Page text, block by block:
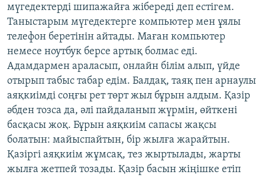
мүгедектерді шипажайға жібереді деп естігем.
Таныстарым мүгедектерге компьютер мен ұялы
телефон беретінін айтады. Маған компьютер
немесе ноутбук берсе артық болмас еді.
Адамдармен араласып, онлайн білім алып, үйде
отырып табыс табар едім. Балдақ, таяқ пен арнаулы
аяқкиімді соңғы рет төрт жыл бұрын алдым. Қазір
әбден тозса да, әлі пайдаланып жүрмін, өйткені
басқасы жоқ. Бұрын аяқкиім сапасы жақсы
болатын: майыспайтын, бір жылға жарайтын.
Қазіргі аяқкиім жұмсақ, тез жыртылады, жарты
жылға жетпей тозады. Қазір басын жіңішке етіп